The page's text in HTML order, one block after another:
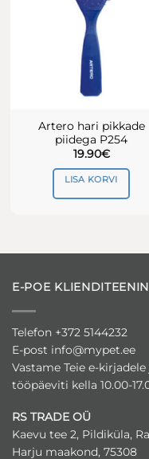
Artero hari pikkade
piidega P254
19.90€
LISA KORVI
E-POE
Telefon +372 5144232
E-post info@mypet.ee
Vastame Teie e-
tööpäeviti kella 10.00-
RS TRADE OÜ
Kaevu tee 2, Pildiküla,
Harju maakond, 75308